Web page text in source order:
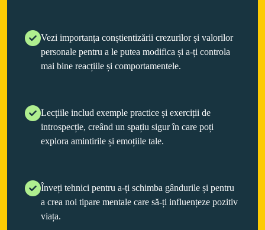
Vezi importanța conștientizării crezurilor și valorilor
personale pentru a le putea modifica și a-ți controla
mai bine reacțiile și comportamentele.
Lecțiile includ exemple practice și exerciții de
introspecție, creând un spațiu sigur în care poți
explora amintirile și emoțiile tale.
Înveți tehnici pentru a-ți schimba gândurile și pentru
a crea noi tipare mentale care să-ți influențeze pozitiv
viața.